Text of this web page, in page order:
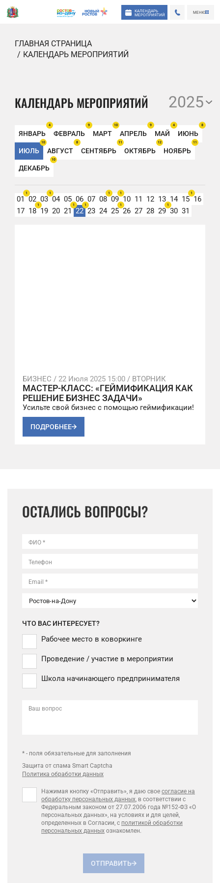
КАЛЕНДАРЬ
МЕРОПРИЯТИЙ
МЕНЮ
ГЛАВНАЯ СТРАНИЦА
КАЛЕНДАРЬ МЕРОПРИЯТИЙ
КАЛЕНДАРЬ МЕРОПРИЯТИЙ 2025
ЯНВАРЬ
4
ФЕВРАЛЬ
9
МАРТ
10
АПРЕЛЬ
9
МАЙ
4
ИЮНЬ
8
ИЮЛЬ
10
АВГУСТ
8
СЕНТЯБРЬ
11
ОКТЯБРЬ
12
НОЯБРЬ
11
ДЕКАБРЬ
10
01
1
02 03
1
04 05 06 07 08
1
09
1
10 11 12 13 14 15
1
16
17 18
1
19 20 21
1
22
1
23 24 25
1
26 27 28 29
1
30 31
БИЗНЕС / 22 Июля 2025 15:00 / ВТОРНИК
МАСТЕР-КЛАСС: «ГЕЙМИФИКАЦИЯ КАК
РЕШЕНИЕ БИЗНЕС ЗАДАЧИ»
Усильте свой бизнес с помощью геймификации!
ПОДРОБНЕЕ
ОСТАЛИСЬ ВОПРОСЫ?
ФИО *
Телефон
Email *
ЧТО ВАС ИНТЕРЕСУЕТ?
Рабочее место в коворкинге
Проведение / участие в мероприятии
Школа начинающего предпринимателя
Ваш вопрос
* - поля обязательные для заполнения
Защита от спама Smart Captcha
Политика обработки данных
Нажимая кнопку «Отправить», я даю свое согласие на
обработку персональных данных, в соответствии с
Федеральным законом от 27.07.2006 года №152-ФЗ «О
персональных данных», на условиях и для целей,
определенных в Согласии, с политикой обработки
персональных данных ознакомлен.
ОТПРАВИТЬ